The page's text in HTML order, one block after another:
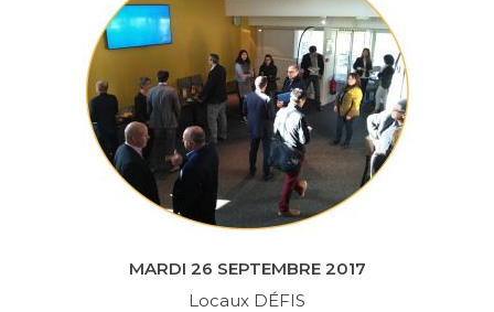
MARDI 26 SEPTEMBRE 2017
Locaux DÉFIS